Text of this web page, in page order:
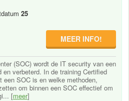
25
MEER INFO!
(SOC) wordt de IT security van een
verbeterd. In de training Certified
SOC is en welke methoden,
om binnen een SOC effectief om
[meer]